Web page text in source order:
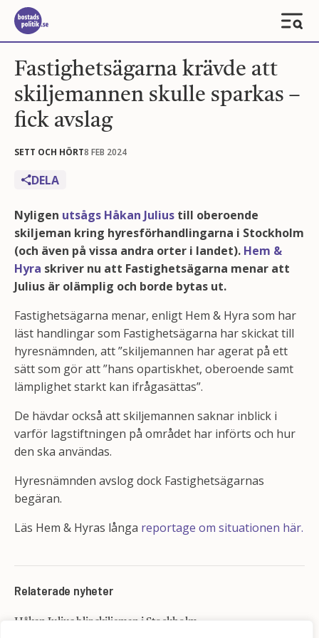
Fastighetsägarna krävde att
skiljemannen skulle sparkas –
fick avslag
SETT OCH HÖRT8 FEB 2024
DELA
Nyligen utsågs Håkan Julius till oberoende
skiljeman kring hyresförhandlingarna i Stockholm
(och även på vissa andra orter i landet). Hem &
Hyra skriver nu att Fastighetsägarna menar att
Julius är olämplig och borde bytas ut.
Fastighetsägarna menar, enligt Hem & Hyra som har
läst handlingar som Fastighetsägarna har skickat till
hyresnämnden, att ”skiljemannen har agerat på ett
sätt som gör att ”hans opartiskhet, oberoende samt
lämplighet starkt kan ifrågasättas”.
De hävdar också att skiljemannen saknar inblick i
varför lagstiftningen på området har införts och hur
den ska användas.
Hyresnämnden avslog dock Fastighetsägarnas
begäran.
Läs Hem & Hyras långa reportage om situationen här.
Relaterade nyheter
Håkan Julius blir skiljeman i Stockholm